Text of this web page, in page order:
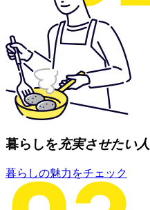
暮らしを充実させたい人
暮らしの魅力をチェック